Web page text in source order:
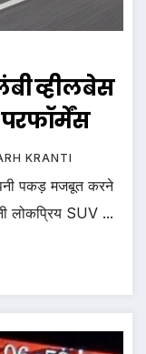
व्हीलबेस
KRANTI
पकड़ मजबूत करने
लोकप्रिय SUV ...